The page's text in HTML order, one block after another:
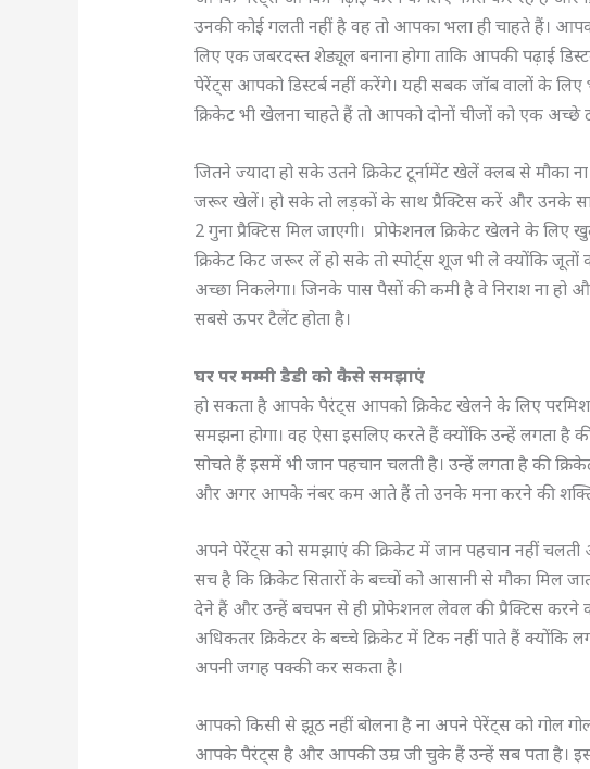
उनकी कोई गलती नहीं है वह तो आपका भला ही चाहते हैं।
लिए एक जबरदस्त शेड्यूल बनाना होगा ताकि आपकी पढ़ाई
पेरेंट्स आपको डिस्टर्ब नहीं करेंगे। यही सबक जॉब वालों के
क्रिकेट भी खेलना चाहते हैं तो आपको दोनों चीजों को एक अच्छे
जितने ज्यादा हो सके उतने क्रिकेट टूर्नामेंट खेलें क्लब से मौका
जरूर खेलें। हो सके तो लड़कों के साथ प्रैक्टिस करें और उनके
2 गुना प्रैक्टिस मिल जाएगी। प्रोफेशनल क्रिकेट खेलने के
क्रिकेट किट जरूर लें हो सके तो स्पोर्ट्स शूज भी ले क्योंकि
अच्छा निकलेगा। जिनके पास पैसों की कमी है वे निराश ना हो
सबसे ऊपर टैलेंट होता है।
घर पर मम्मी डैडी को कैसे समझाएं
हो सकता है आपके पैरंट्स आपको क्रिकेट खेलने के लिए
समझना होगा। वह ऐसा इसलिए करते हैं क्योंकि उन्हें लगता है
सोचते हैं इसमें भी जान पहचान चलती है। उन्हें लगता है की
और अगर आपके नंबर कम आते हैं तो उनके मना करने की शक्ति
अपने पेरेंट्स को समझाएं की क्रिकेट में जान पहचान नहीं
सच है कि क्रिकेट सितारों के बच्चों को आसानी से मौका मिल
देने हैं और उन्हें बचपन से ही प्रोफेशनल लेवल की प्रैक्टिस करने
अधिकतर क्रिकेटर के बच्चे क्रिकेट में टिक नहीं पाते हैं क्योंकि
अपनी जगह पक्की कर सकता है।
आपको किसी से झूठ नहीं बोलना है ना अपने पेरेंट्स को गोल
आपके पैरंट्स है और आपकी उम्र जी चुके हैं उन्हें सब पता है।